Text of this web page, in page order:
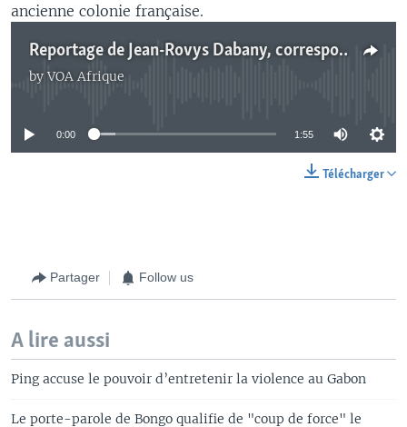
ancienne colonie française.
Reportage de Jean-Rovys Dabany, correspondant VOA Afrique à Libreville
byVOA Afrique
No media source currently available
0:00 1:55
Télécharger
Partager Follow us
A lire aussi
Ping accuse le pouvoir d’entretenir la violence au Gabon
Le porte-parole de Bongo qualifie de "coup de force" le